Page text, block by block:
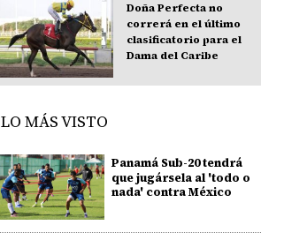
Doña Perfecta no
correrá en el último
clasificatorio para el
Dama del Caribe
LO MÁS VISTO
Panamá Sub-20 tendrá
que jugársela al 'todo o
nada' contra México